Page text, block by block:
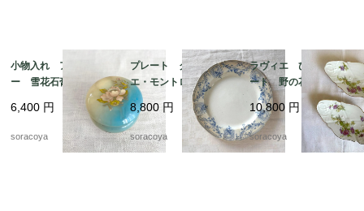
小物入れ アラバスタ
ー 雪花石膏 イタリ
ア製 天然石 花プリ
ント
6,400 円
soracoya
プレート クレイユ・
エ・モントロー 平皿 蔦
レリーフ デザート
19twm84-2
8,800円
soracoya
ラヴィエ ひし形プレ
ート 野の花 オード
ブル プチガトー お
やつおつまみ 2枚セッ
ト 19twm70
10,800 円
soracoya